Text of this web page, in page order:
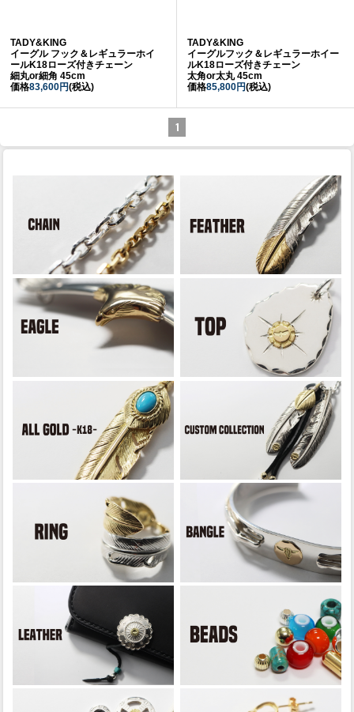
TADY&KING
イーグル フック＆レギュラーホイ
ールK18ローズ付きチェーン
細丸or細角 45cm
価格83,600円(税込)
TADY&KING
イーグルフック＆レギュラーホイー
ルK18ローズ付きチェーン
太角or太丸 45cm
価格85,800円(税込)
1